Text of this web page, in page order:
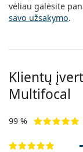
vėliau galėsite
savo užsakymo.
Klientų
Multifocal
99 %